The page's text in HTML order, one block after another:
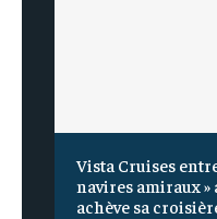
Vista Cruises
navires amiraux »
achève sa